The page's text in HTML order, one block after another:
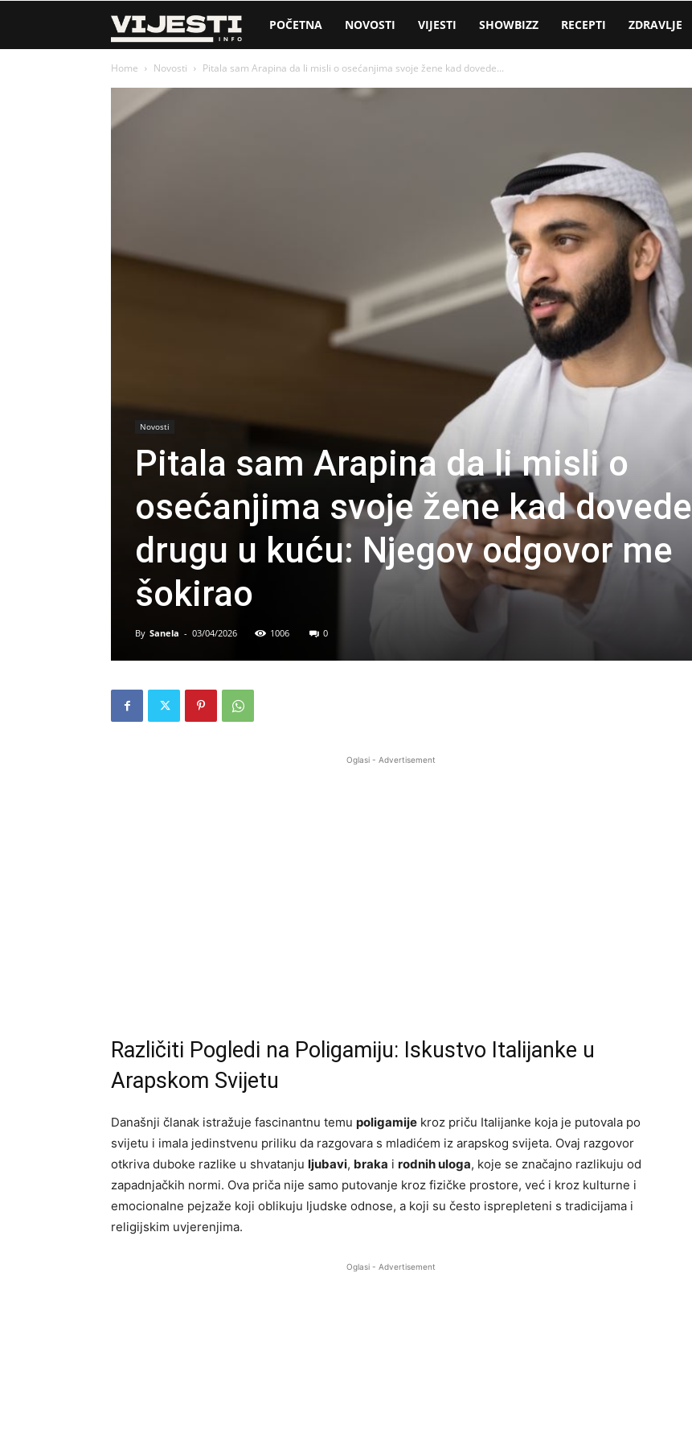
Vijesti
POČETNA NOVOSTI VIJESTI SHOWBIZZ RECEPTI ZDRAVLJE
Home Novosti Pitala sam Arapina da li misli o osećanjima svoje žene kad dovede...
Novosti
Pitala sam Arapina da li misli o
osećanjima svoje žene kad dovede
drugu u kuću: Njegov odgovor me
šokirao
By Sanela - 03/04/2026 1006 0
Oglasi - Advertisement
Različiti Pogledi na Poligamiju: Iskustvo Italijanke u
Arapskom Svijetu
Današnji članak istražuje fascinantnu temu poligamije kroz priču Italijanke koja je putovala po
svijetu i imala jedinstvenu priliku da razgovara s mladićem iz arapskog svijeta. Ovaj razgovor
otkriva duboke razlike u shvatanju ljubavi, braka i rodnih uloga, koje se značajno razlikuju od
zapadnjačkih normi. Ova priča nije samo putovanje kroz fizičke prostore, već i kroz kulturne i
emocionalne pejzaže koji oblikuju ljudske odnose, a koji su često isprepleteni s tradicijama i
religijskim uvjerenjima.
Oglasi - Advertisement